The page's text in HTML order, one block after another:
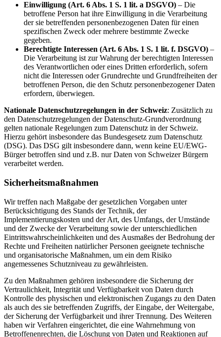
Einwilligung (Art. 6 Abs. 1 S. 1 lit. a DSGVO) – Die
betroffene Person hat ihre Einwilligung in die Verarbeitung
der sie betreffenden personenbezogenen Daten für einen
spezifischen Zweck oder mehrere bestimmte Zwecke
gegeben.
Berechtigte Interessen (Art. 6 Abs. 1 S. 1 lit. f. DSGVO) –
Die Verarbeitung ist zur Wahrung der berechtigten Interessen
des Verantwortlichen oder eines Dritten erforderlich, sofern
nicht die Interessen oder Grundrechte und Grundfreiheiten der
betroffenen Person, die den Schutz personenbezogener Daten
erfordern, überwiegen.
Nationale Datenschutzregelungen in der Schweiz: Zusätzlich zu
den Datenschutzregelungen der Datenschutz-Grundverordnung
gelten nationale Regelungen zum Datenschutz in der Schweiz.
Hierzu gehört insbesondere das Bundesgesetz zum Datenschutz
(DSG). Das DSG gilt insbesondere dann, wenn keine EU/EWG-
Bürger betroffen sind und z.B. nur Daten von Schweizer Bürgern
verarbeitet werden.
Sicherheitsmaßnahmen
Wir treffen nach Maßgabe der gesetzlichen Vorgaben unter
Berücksichtigung des Stands der Technik, der
Implementierungskosten und der Art, des Umfangs, der Umstände
und der Zwecke der Verarbeitung sowie der unterschiedlichen
Eintrittswahrscheinlichkeiten und des Ausmaßes der Bedrohung der
Rechte und Freiheiten natürlicher Personen geeignete technische
und organisatorische Maßnahmen, um ein dem Risiko
angemessenes Schutzniveau zu gewährleisten.
Zu den Maßnahmen gehören insbesondere die Sicherung der
Vertraulichkeit, Integrität und Verfügbarkeit von Daten durch
Kontrolle des physischen und elektronischen Zugangs zu den Daten
als auch des sie betreffenden Zugriffs, der Eingabe, der Weitergabe,
der Sicherung der Verfügbarkeit und ihrer Trennung. Des Weiteren
haben wir Verfahren eingerichtet, die eine Wahrnehmung von
Betroffenenrechten, die Löschung von Daten und Reaktionen auf